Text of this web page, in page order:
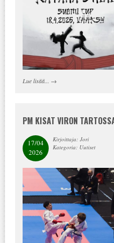
Lue lisää... →
PM KISAT VIRON
17/04
2026
Kirjoittaja: Jori
Kategoria: Uutiset